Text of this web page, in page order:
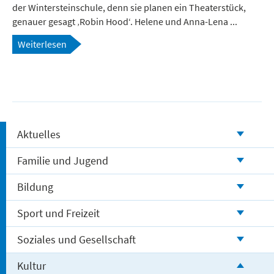
der Wintersteinschule, denn sie planen ein Theaterstück,
genauer gesagt ‚Robin Hood‘. Helene und Anna-Lena ...
Weiterlesen
Aktuelles
Familie und Jugend
Bildung
Sport und Freizeit
Soziales und Gesellschaft
Kultur